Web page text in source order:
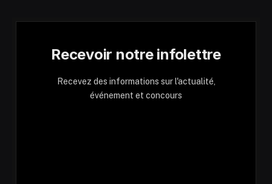
Recevoir notre infolettre
Recevez des informations sur l'actualité,
événement et concours